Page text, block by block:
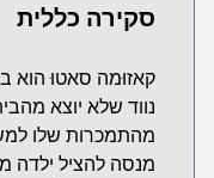
סקירה כללית
קאזוּמה סאטוּ הוא
נווד שלא יוצא
מהתמכרות שלו
מנסה להציל